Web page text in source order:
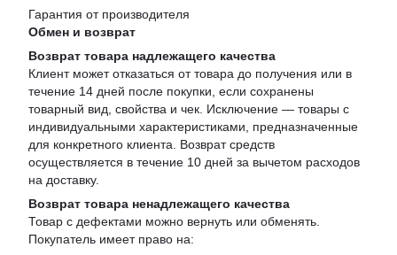
Гарантия от производителя
Обмен и возврат
Возврат товара надлежащего качества
Клиент может отказаться от товара до получения или в
течение 14 дней после покупки, если сохранены
товарный вид, свойства и чек. Исключение — товары с
индивидуальными характеристиками, предназначенные
для конкретного клиента. Возврат средств
осуществляется в течение 10 дней за вычетом расходов
на доставку.
Возврат товара ненадлежащего качества
Товар с дефектами можно вернуть или обменять.
Покупатель имеет право на: